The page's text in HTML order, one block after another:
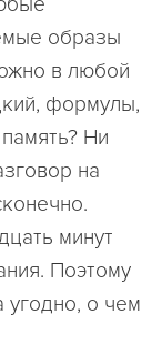
образы
в любой
формулы,
Ни
на
минут
Поэтому
угодно, о чем